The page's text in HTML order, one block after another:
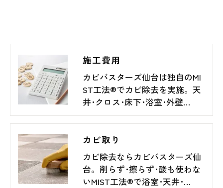
施工費用
カビバスターズ仙台は独自のMI
ST工法®でカビ除去を実施。天
井･クロス･床下･浴室･外壁…
カビ取り
カビ除去ならカビバスターズ仙
台。削らず･擦らず･酸も使わな
いMIST工法®で浴室･天井･…